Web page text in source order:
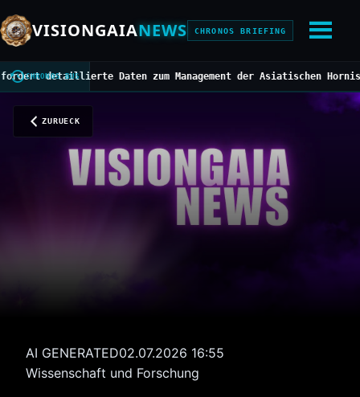
VISIONGAIANEWS CHRONOS BRIEFING
CHRONOS BUSDaten zum Management der Asiatischen Hornisse///
ZURUECK
AI GENERATED02.07.2026 16:55
Wissenschaft und Forschung